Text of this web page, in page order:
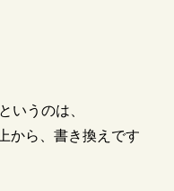
いうのは、
から、書き換えです